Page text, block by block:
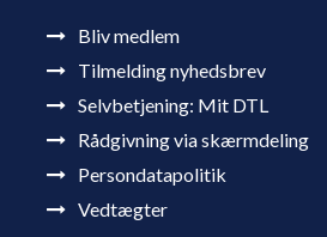
Bliv medlem
Tilmelding nyhedsbrev
Selvbetjening: Mit DTL
Rådgivning via skærmdeling
Persondatapolitik
Vedtægter